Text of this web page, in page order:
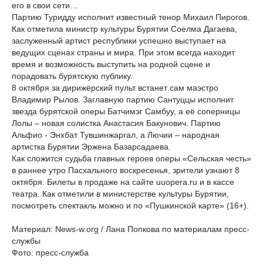
его в свои сети…
Партию Туридду исполнит известный тенор Михаил Пирогов.
Как отметила министр культуры Бурятии Соелма Дагаева,
заслуженный артист республики успешно выступает на
ведущих сценах страны и мира. При этом всегда находит
время и возможность выступить на родной сцене и
порадовать бурятскую публику.
8 октября за дирижёрский пульт встанет сам маэстро
Владимир Рылов. Заглавную партию Сантуццы исполнит
звезда бурятской оперы Батчимэг Самбуу, а её соперницы
Лолы – новая солистка Анастасия Бакунович. Партию
Альфио - Энхбат Тувшинжаргал, а Лючии – народная
артистка Бурятии Эржена Базарсадаева.
Как сложится судьба главных героев оперы «Сельская честь»
в раннее утро Пасхального воскресенья, зрители узнают 8
октября. Билеты в продаже на сайте uuopera.ru и в кассе
театра. Как отметили в министерстве культуры Бурятии,
посмотреть спектакль можно и по «Пушкинской карте» (16+).
Материал: News-w.org / Лана Попкова по материалам пресс-
службы
Фото: пресс-служба